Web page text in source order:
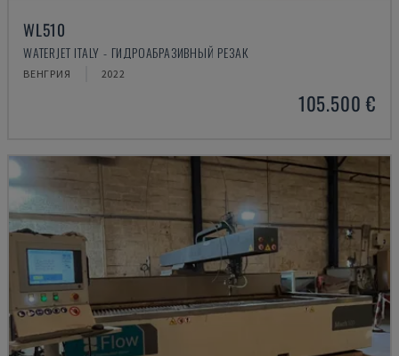
WL510
WATERJET ITALY - ГИДРОАБРАЗИВНЫЙ РЕЗАК
ВЕНГРИЯ 2022
105.500 €